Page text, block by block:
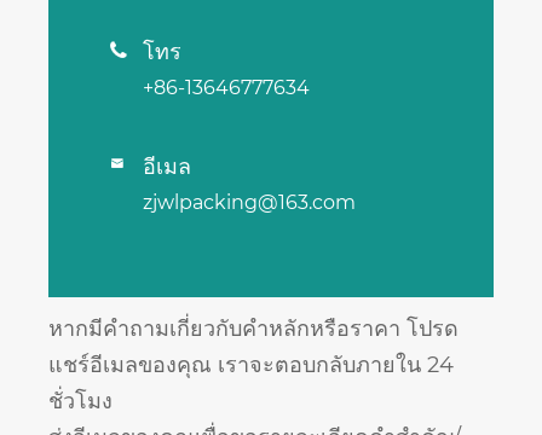
 โทร
+86-13646777634
 อีเมล
zjwlpacking@163.com
หากมีคำถามเกี่ยวกับคำหลักหรือราคา โปรด
แชร์อีเมลของคุณ เราจะตอบกลับภายใน 24
ชั่วโมง